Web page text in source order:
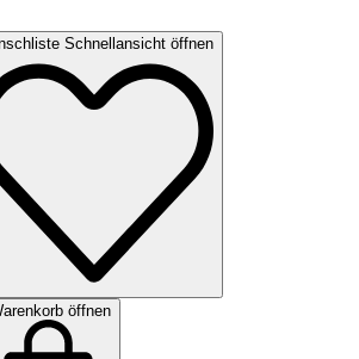
Schnellansicht öffnen
öffnen